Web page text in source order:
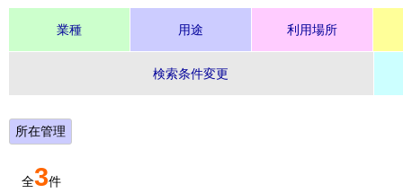
業種 用途 利用場所
検索条件変更
所在管理
全3件